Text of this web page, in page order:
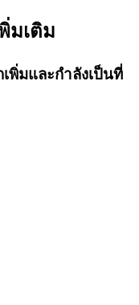
ยชน์ที่ยืดหยุ่น
มเติม
พิ่มและกำลังเป็นที่